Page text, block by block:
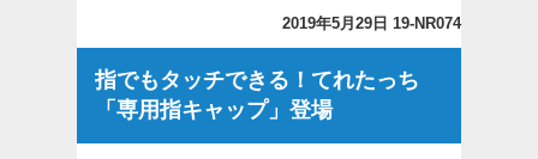
2019年5月29日 19-NR074
指でもタッチできる！てれたっち
「専用指キャップ」登場